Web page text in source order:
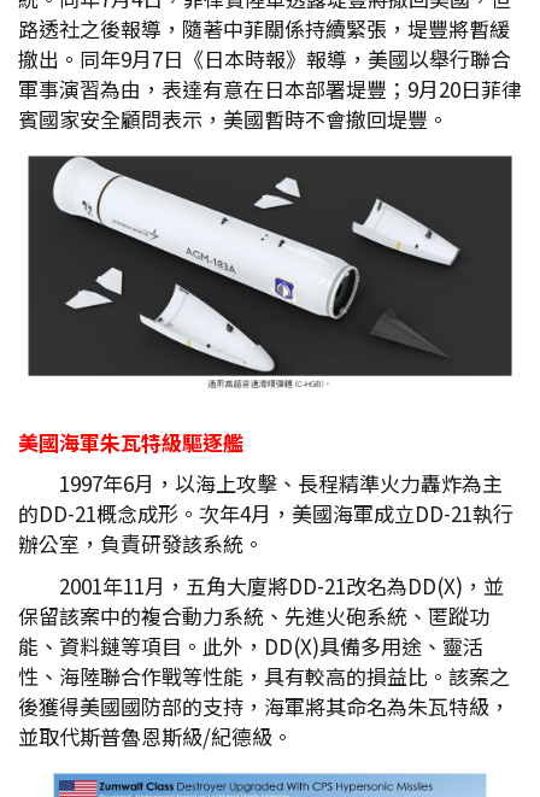
路透社之後報導，隨著中菲關係持續緊張，堤豐將暫緩
撤出。同年9月7日《日本時報》報導，美國以舉行聯合
軍事演習為由，表達有意在日本部署堤豐；9月20日菲律
賓國家安全顧問表示，美國暫時不會撤回堤豐。
美國海軍朱瓦特級驅逐艦
1997年6月，以海上攻擊、長程精準火力轟炸為主
的DD-21概念成形。次年4月，美國海軍成立DD-21執行
辦公室，負責研發該系統。
2001年11月，五角大廈將DD-21改名為DD(X)，並
保留該案中的複合動力系統、先進火砲系統、匿蹤功
能、資料鏈等項目。此外，DD(X)具備多用途、靈活
性、海陸聯合作戰等性能，具有較高的損益比。該案之
後獲得美國國防部的支持，海軍將其命名為朱瓦特級，
並取代斯普魯恩斯級/紀德級。